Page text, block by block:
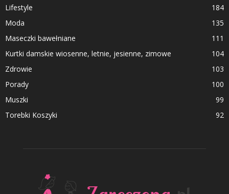
Lifestyle
184
Moda
135
Maseczki bawełniane
111
Kurtki damskie wiosenne, letnie, jesienne, zimowe
104
Zdrowie
103
Porady
100
Muszki
99
Torebki Koszyki
92